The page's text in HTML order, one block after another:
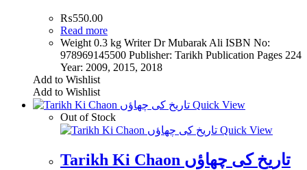
₨550.00
Read more
Weight 0.3 kg Writer Dr Mubarak Ali ISBN No:
978969145500 Publisher: Tarikh Publication Pages 224
Year: 2009, 2015, 2018
Add to Wishlist
Add to Wishlist
Quick View
Out of Stock
Quick View
Tarikh Ki Chaon تاریخ کی چھاؤں